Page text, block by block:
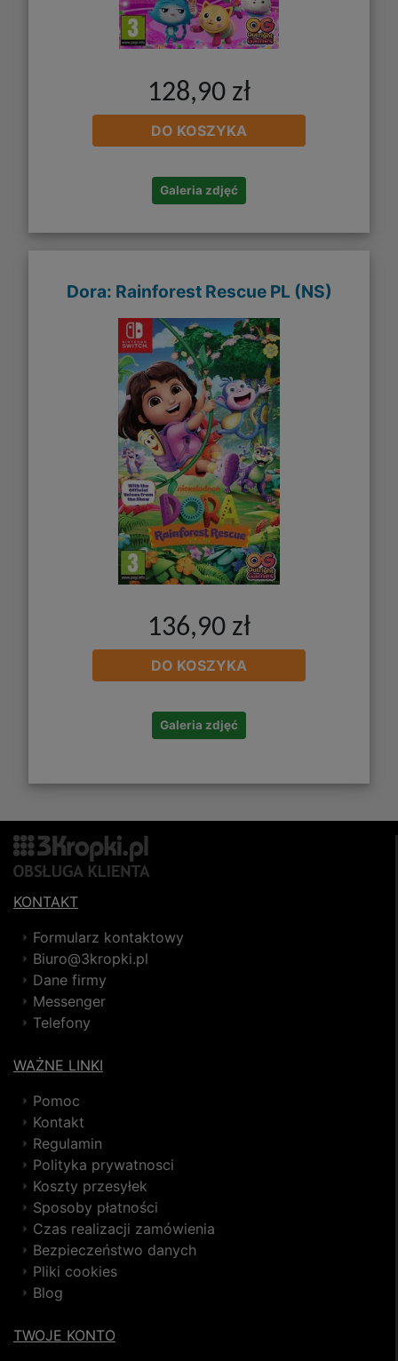
128,90 zł
DO KOSZYKA
Galeria zdjęć
Dora: Rainforest Rescue PL (NS)
136,90 zł
DO KOSZYKA
Galeria zdjęć
KONTAKT
Formularz kontaktowy
Biuro@3kropki.pl
Dane firmy
Messenger
Telefony
WAŻNE LINKI
Pomoc
Kontakt
Regulamin
Polityka prywatnosci
Koszty przesyłek
Sposoby płatności
Czas realizacji zamówienia
Bezpieczeństwo danych
Pliki cookies
Blog
TWOJE KONTO